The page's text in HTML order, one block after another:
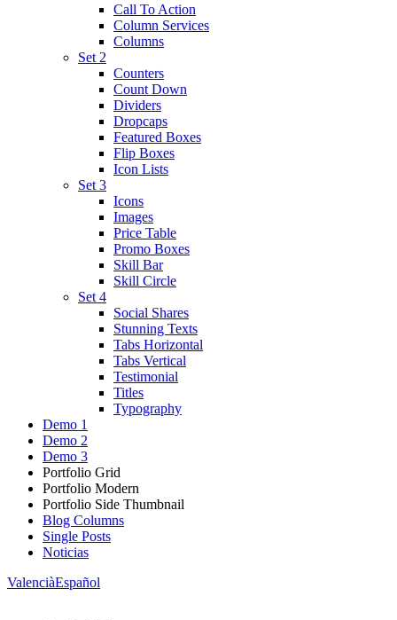
Call To Action
Column Services
Columns
Set 2
Counters
Count Down
Dividers
Dropcaps
Featured Boxes
Flip Boxes
Icon Lists
Set 3
Icons
Images
Price Table
Promo Boxes
Skill Bar
Skill Circle
Set 4
Social Shares
Stunning Texts
Tabs Horizontal
Tabs Vertical
Testimonial
Titles
Typography
Demo 1
Demo 2
Demo 3
Portfolio Grid
Portfolio Modern
Portfolio Side Thumbnail
Blog Columns
Single Posts
Noticias
ValenciàEspañol